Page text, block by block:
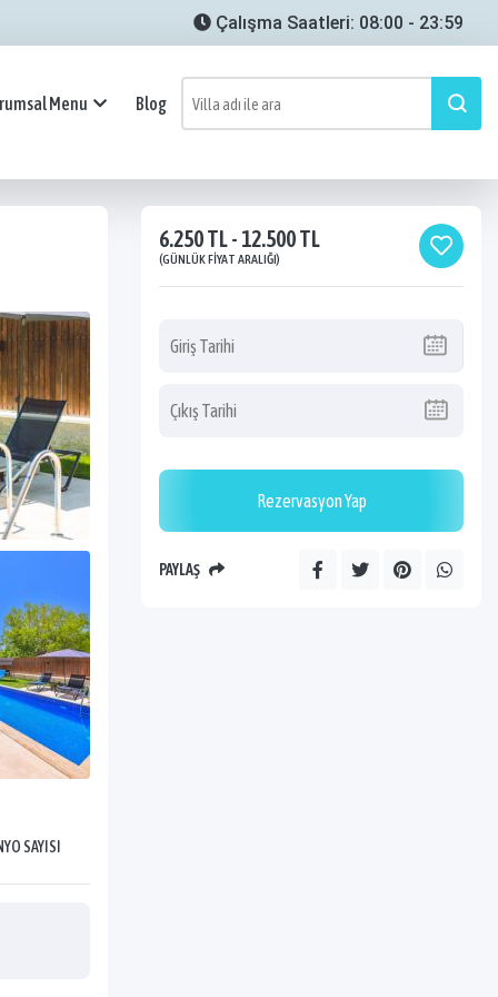
Çalışma Saatleri: 08:00 - 23:59
Menu Blog
SAYISI
6.250 TL - 12.500 TL
(GÜNLÜK FIYAT ARALIĞI)
Rezervasyon Yap
PAYLAŞ